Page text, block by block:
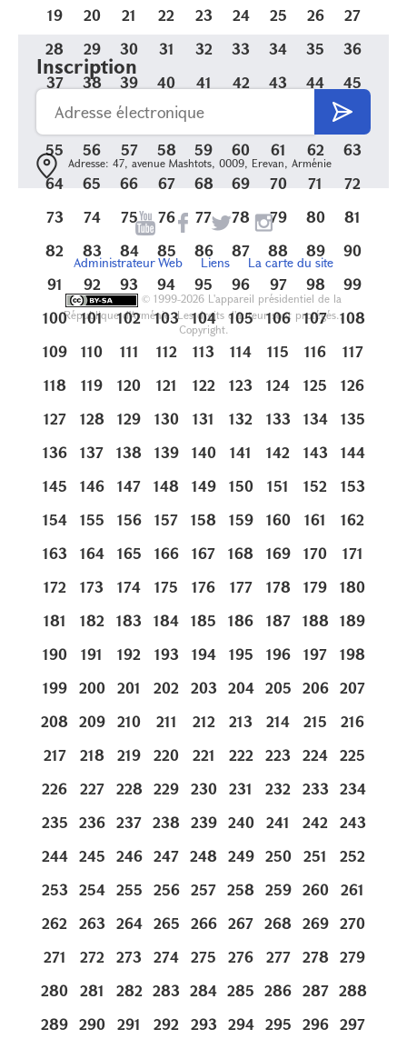
19
20 21 22 23 24 25 26
27
28
29 30 31 32 33 34 35
36
37
38 39 40 41 42 43 44
45
46
47 48 49 50
54
55
56 57 58 59 60 61 62
63
64
65 66 67 68 69 70 71
72
73
74 75 76 77 78 79 80
81
82
83 84 85 86 87 88 89
90
91
92 93 94 95 96 97 98
99
100
101 102 103 104 105 106 107
108
109
110 111 112 113 114 115 116
117
118
119 120 121 122 123 124 125
126
127
128 129 130 131 132 133 134
135
136
137 138 139 140 141 142 143
144
145
146 147 148 149 150 151 152
153
154
155 156 157 158 159 160 161
162
163
164 165 166 167 168 169 170
171
172
173 174 175 176 177 178 179
180
181
182 183 184 185 186 187 188
189
190
191 192 193 194 195 196 197
198
199
200 201 202 203 204 205 206 207
208
209 210 211 212 213 214 215
216
217
218 219 220 221 222 223 224
225
226
227 228 229 230 231 232 233
234
235
236 237 238 239 240 241 242
243
244 245 246 247 248 249 250 251
252
253
254 255 256 257 258 259 260
261
262
263 264 265 266 267 268 269 270
271
272 273 274 275 276 277 278
279
280
281 282 283 284 285 286 287 288
289 290 291 292 293 294 295 296 297
Inscription
Adresse: 47, avenue Mashtots, 0009, Erevan, Arménie
Administrateur Web Liens La carte du site
© 1999-2026 L'appareil présidentiel de la
République d'Arménie. Les droits d'auteur sont protégés.,
Copyright.